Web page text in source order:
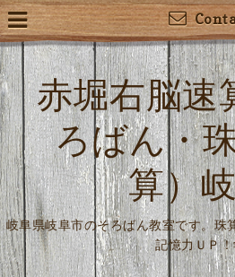
赤堀右脳速
ろばん・
算）
岐阜県岐阜市のそろばん教室です。
記憶力ＵＰ！